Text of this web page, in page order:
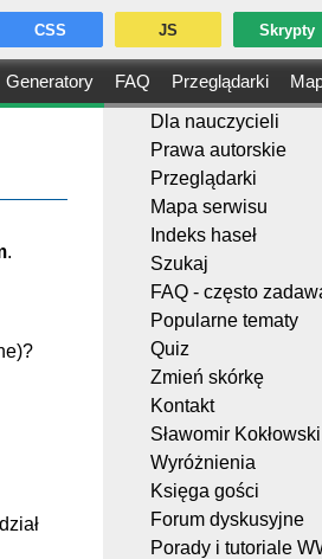
Generatory FAQ Przeglądarki
CSS JS Skrypty
Dla nauczycieli
Prawa autorskie
Przeglądarki
Mapa serwisu
Indeks haseł
Szukaj
FAQ - często
Popularne tematy
Quiz
Zmień skórkę
Kontakt
Sławomir
Wyróżnienia
Księga gości
Forum dyskusyjne
Porady i tutoriale
.